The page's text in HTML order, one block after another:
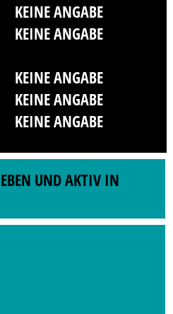
KEINE ANGABE
KEINE ANGABE
KEINE ANGABE
KEINE ANGABE
KEINE ANGABE
UND AKTIV IN